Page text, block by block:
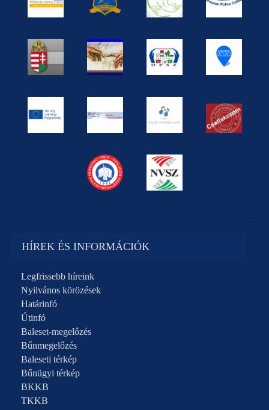
HÍREK ÉS INFORMÁCIÓK
Legfrissebb híreink
Nyilvános körözések
Határinfó
Útinfó
Baleset-megelőzés
Bűnmegelőzés
Baleseti térkép
Bűnügyi térkép
BKKB
TKKB